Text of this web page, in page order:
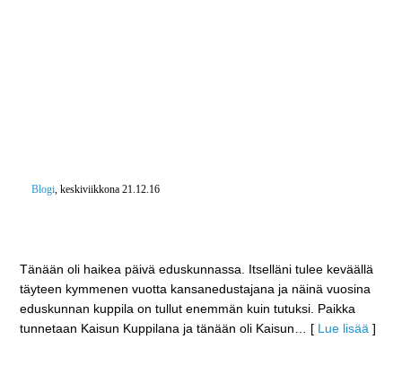
Blogi, keskiviikkona 21.12.16
Tänään oli haikea päivä eduskunnassa. Itselläni tulee keväällä
täyteen kymmenen vuotta kansanedustajana ja näinä vuosina
eduskunnan kuppila on tullut enemmän kuin tutuksi. Paikka
tunnetaan Kaisun Kuppilana ja tänään oli Kaisun … [ Lue lisää ]